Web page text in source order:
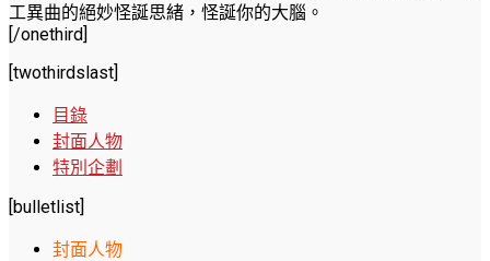
工異曲的絕妙怪誕思緒，怪誕你的大腦。
[/onethird]
[twothirdslast]
目錄
封面人物
特別企劃
[bulletlist]
封面人物